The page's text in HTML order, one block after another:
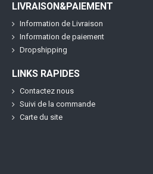
LIVRAISON&PAIEMENT
Information de Livraison
Information de paiement
Dropshipping
LINKS RAPIDES
Contactez nous
Suivi de la commande
Carte du site